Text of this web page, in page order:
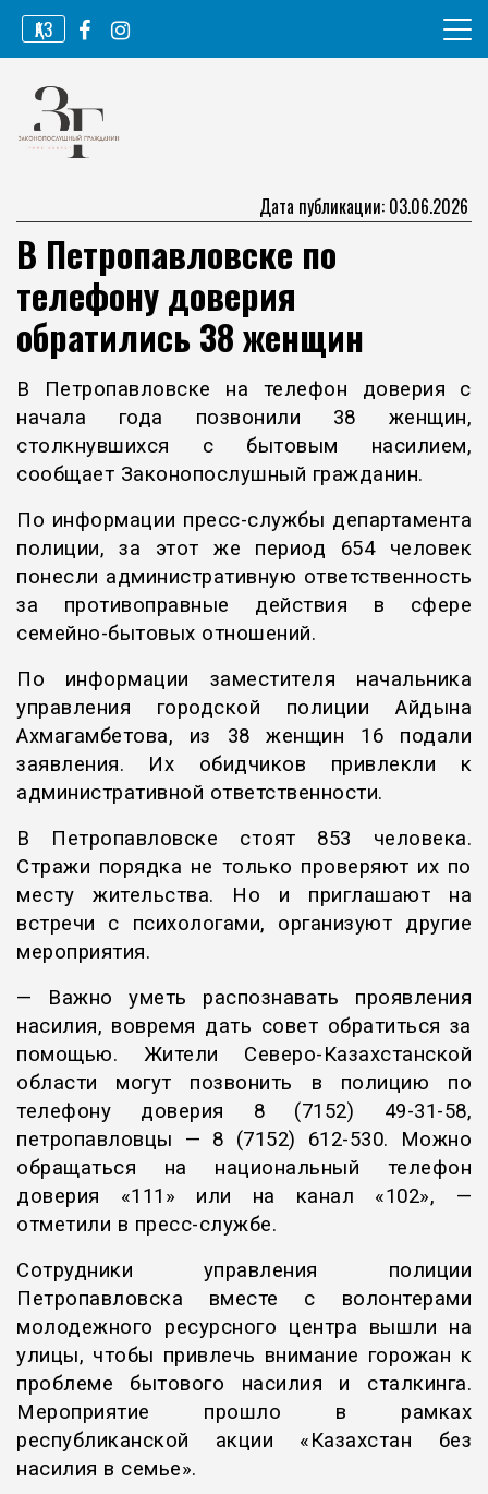
Перейти
содержимому
ҚАЗ
Законопослушный гражданин
Дата публикации: 03.06.2026
В Петропавловске по
телефону доверия
обратились 38 женщин
В Петропавловске на телефон доверия с
начала года позвонили 38 женщин,
столкнувшихся с бытовым насилием,
сообщает Законопослушный гражданин.
По информации пресс-службы департамента
полиции, за этот же период 654 человек
понесли административную ответственность
за противоправные действия в сфере
семейно-бытовых отношений.
По информации заместителя начальника
управления городской полиции Айдына
Ахмагамбетова, из 38 женщин 16 подали
заявления. Их обидчиков привлекли к
административной ответственности.
В Петропавловске стоят 853 человека.
Стражи порядка не только проверяют их по
месту жительства. Но и приглашают на
встречи с психологами, организуют другие
мероприятия.
— Важно уметь распознавать проявления
насилия, вовремя дать совет обратиться за
помощью. Жители Северо-Казахстанской
области могут позвонить в полицию по
телефону доверия 8 (7152) 49-31-58,
петропавловцы — 8 (7152) 612-530. Можно
обращаться на национальный телефон
доверия «111» или на канал «102», —
отметили в пресс-службе.
Сотрудники управления полиции
Петропавловска вместе с волонтерами
молодежного ресурсного центра вышли на
улицы, чтобы привлечь внимание горожан к
проблеме бытового насилия и сталкинга.
Мероприятие прошло в рамках
республиканской акции «Казахстан без
насилия в семье».